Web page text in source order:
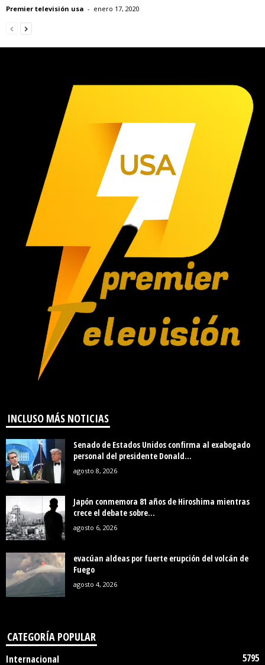
Premier televisión usa - enero 17, 2020
INCLUSO MÁS NOTICIAS
Senado de Estados Unidos confirma al exabogado
personal del presidente Donald...
agosto 8, 2026
Japón conmemora 81 años de Hiroshima mientras
crece el debate sobre...
agosto 6, 2026
evacúan aldeas por fuerte erupción del volcán de
Fuego
agosto 4, 2026
CATEGORÍA POPULAR
Internacional 5795